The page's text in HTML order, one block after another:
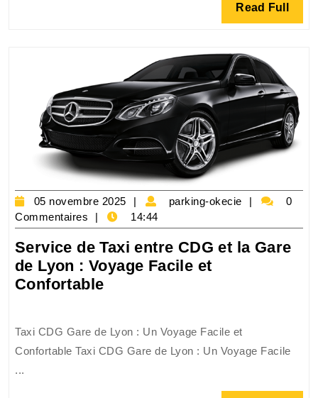
Charles
Gaulle
:
Votre
Solution
de
Transport
Confortable
Read Full Read
Full
05 novembre 2025
05
novembre
2025
parking-okecie
parking-
0
Commentaires
14:44
Service de Taxi entre CDG et la Gare
de Lyon : Voyage Facile et
ConfortableService
entre
CDG
Taxi CDG Gare de Lyon : Un Voyage Facile et
Confortable Taxi CDG Gare de Lyon : Un Voyage Facile
...